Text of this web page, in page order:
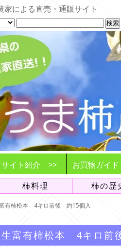
による直売・通販サイト
サイト紹介 >>
でらうま柿農園とは
商品とご利用シーン
お届けする柿
お買物ガイ
販売や発送
ご注文の流れ
注意事項や
収穫・発送
追加販売情報
送料について
よくある質問
（FAQ）
柿料理 柿の歴
有柿松本 4キロ前後 約15個入
生富有柿松本 4キロ